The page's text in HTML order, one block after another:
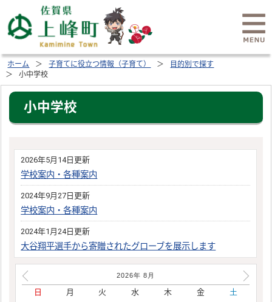
ホーム 子育てに役立つ情報（子育て）
目的別で探す
小中学校
小中学校
2026年5月14日更新
学校案内・各種案内
2024年9月27日更新
学校案内・各種案内
2024年1月24日更新
大谷翔平選手から寄贈されたグローブを展示します
2026年 8 月
日 月 火 水 木 金
土